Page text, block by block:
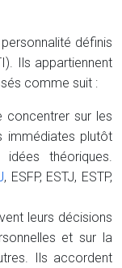
définis
Ils appartiennent
comme suit :
concentrer sur les
immédiates plutôt
théoriques.
, ESFP, ESTJ, ESTP,
leurs décisions
et sur la
Ils accordent